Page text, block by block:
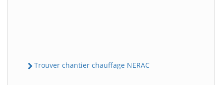
Trouver chantier chauffage NERAC